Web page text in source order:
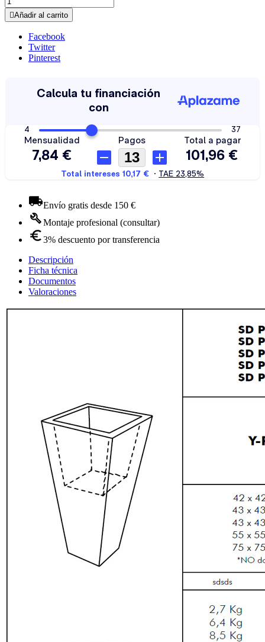
Añadir al carrito
Facebook
Twitter
Pinterest
Envío gratis desde 150 €
Montaje profesional (consultar)
3% descuento por transferencia
Descripción
Ficha técnica
Documentos
Valoraciones